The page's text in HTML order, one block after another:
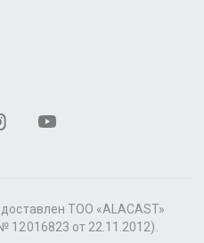
ТОО «ALACAST»
12016823 от 22.11.2012).